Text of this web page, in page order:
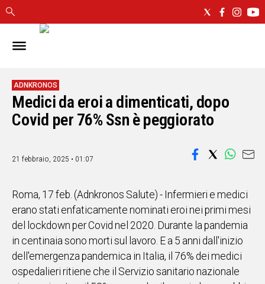
IN
CAGLIARI
SASSARI
NUORO
ORISTANO
GALLURA
MEDIO
CAMPIDANO
ALTRE
NOTIZIE
POLITICA
IN
ADNKRONOS
Medici da eroi a dimenticati, dopo
Covid per 76% Ssn è peggiorato
21 febbraio, 2025 • 01:07
Roma, 17 feb. (Adnkronos Salute) - Infermieri e medici
erano stati enfaticamente nominati eroi nei primi mesi
del lockdown per Covid nel 2020. Durante la pandemia
in centinaia sono morti sul lavoro. E a 5 anni dall'inizio
dell'emergenza pandemica in Italia, il 76% dei medici
ospedalieri ritiene che il Servizio sanitario nazionale